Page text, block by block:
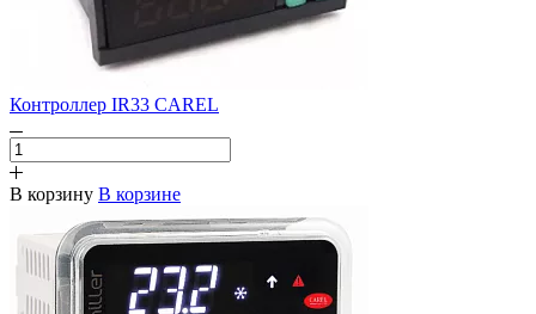
Контроллер IR33 CAREL
В корзину В корзине